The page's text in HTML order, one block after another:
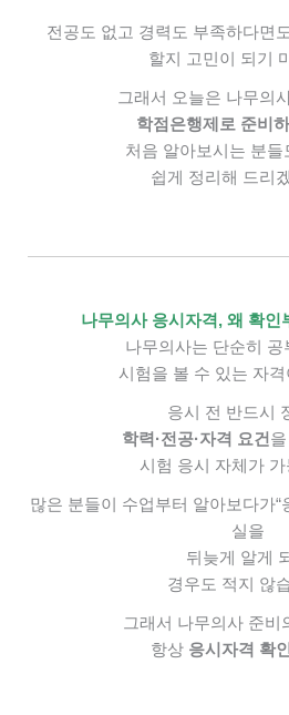
전공도 없고 경력도 부족하다면
할지 고민이 되기
그래서 오늘은 나무의
학점은행제로 준비
처음 알아보시는 분들
쉽게 정리해 드리
나무의사 응시자격, 왜 확인
나무의사는 단순히 공
시험을 볼 수 있는 자
응시 전 반드시
학력·전공·자격 요건
시험 응시 자체가
많은 분들이 수업부터 알아보다가“
실을
뒤늦게 알게
경우도 적지 않
그래서 나무의사 준비
항상 응시자격 확